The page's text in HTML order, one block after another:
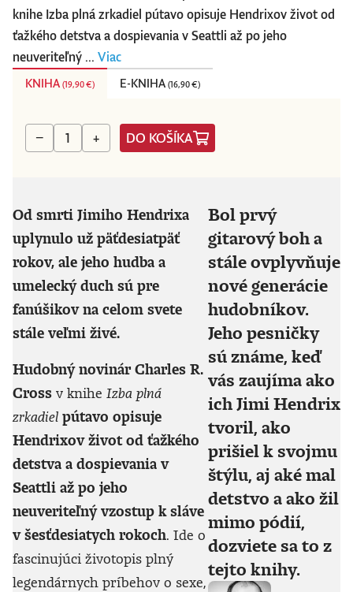
knihe Izba plná zrkadiel pútavo opisuje Hendrixov život od
ťažkého detstva a dospievania v Seattli až po jeho
neuveriteľný ... Viac
KNIHA (19,90 €) E-KNIHA (16,90 €)
− + DO KOŠÍKA
Od smrti Jimiho Hendrixa
uplynulo už päťdesiatpäť
rokov, ale jeho hudba a
umelecký duch sú pre
fanúšikov na celom svete
stále veľmi živé.
Hudobný novinár Charles R.
Cross v knihe Izba plná
zrkadiel pútavo opisuje
Hendrixov život od ťažkého
detstva a dospievania v
Seattli až po jeho
neuveriteľný vzostup k sláve
v šesťdesiatych rokoch. Ide o
fascinujúci životopis plný
legendárnych príbehov o sexe,
Bol prvý
gitarový boh a
stále ovplyvňuje
nové generácie
hudobníkov.
Jeho pesničky
sú známe, keď
vás zaujíma ako
ich Jimi Hendrix
tvoril, ako
prišiel k svojmu
štýlu, aj aké mal
detstvo a ako žil
mimo pódií,
dozviete sa to z
tejto knihy.